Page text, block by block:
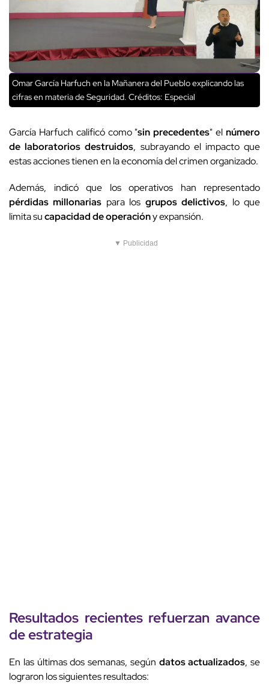
Omar García Harfuch en la Mañanera del Pueblo explicando las
cifras en materia de Seguridad. Créditos: Especial
García Harfuch calificó como "sin precedentes" elnúmero
de laboratorios destruidos, subrayando el impacto que
estas acciones tienen en la economía del crimen organizado.
Además, indicó que los operativos han representado
pérdidas millonarias para los grupos delictivos, lo que
limita sucapacidad de operacióny expansión.
▼ Publicidad
Resultados recientes refuerzan avance
de estrategia
En las últimas dos semanas, según datos actualizados, se
lograron los siguientes resultados: